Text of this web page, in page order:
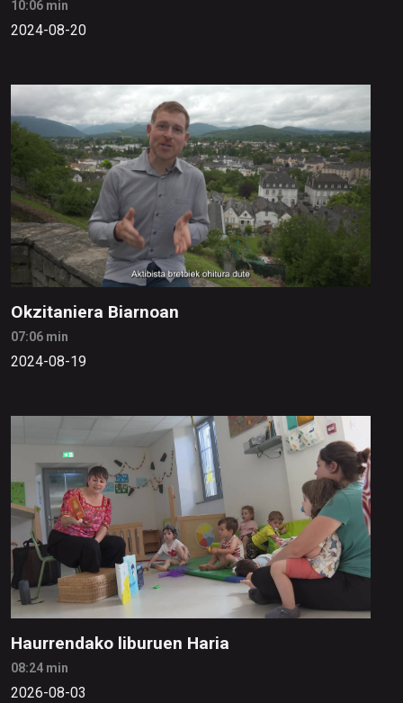
10:06 min
2024-08-20
Okzitaniera Biarnoan
07:06 min
2024-08-19
Haurrendako liburuen Haria
08:24 min
2026-08-03